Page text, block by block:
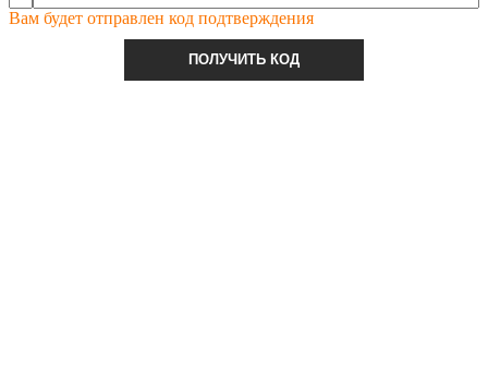
Вам будет отправлен код подтверждения
ПОЛУЧИТЬ КОД